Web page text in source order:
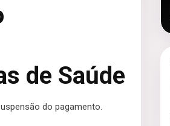
de Saúde
do pagamento.